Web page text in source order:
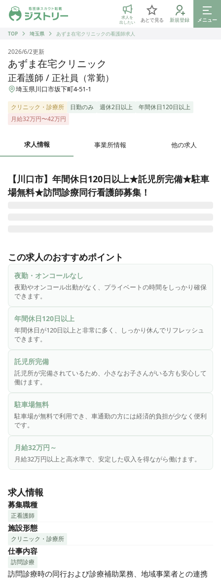
ジストリー 看護師の転職マッチング
求人を
出したい
あとで見る 新規登録
メニュー
TOP
埼玉県 あずま在宅クリニックの看護師求人
2026/6/2更新
あずま在宅クリニック
正看護師 / 正社員（常勤）
埼玉県川口市坂下町4-51-1
クリニック・診療所 日勤のみ 週休2日以上
年間休日120日以上
月給32万円〜42万円
求人情報 事業所情報 他の求人
【川口市】年間休日120日以上★託児所完備★駐車
場無料★訪問診療同行看護師募集！
ができるお仕事をしてみませんか
★夜勤なし、オンコール出動なし
★日曜日お休み
★訪問診療／正看護師・准看護師募集
★年間休日120日以上★託児所完備★駐車場無料
★医師の指示がすぐに確認でき、患者様に対してタイムリー
に対応できます
この求人のおすすめポイント
夜勤・オンコールなし
夜勤やオンコール出動がなく、プライベートの時間をしっかり確保
できます。
年間休日120日以上
年間休日が120日以上と非常に多く、しっかり休んでリフレッシュ
できます。
託児所完備
託児所が完備されているため、小さなお子さんがいる方も安心して
働けます。
駐車場無料
駐車場が無料で利用でき、車通勤の方には経済的負担が少なく便利
です。
月給32万円～
月給32万円以上と高水準で、安定した収入を得ながら働けます。
求人情報
募集職種
正看護師
施設形態
クリニック・診療所
仕事内容
訪問診療
訪問診療時の同行および診療補助業務、地域事業者との連携